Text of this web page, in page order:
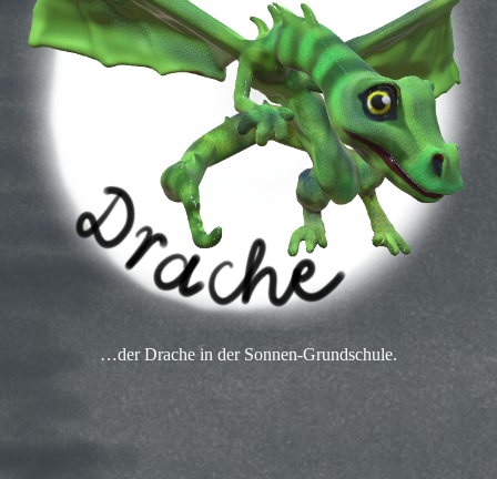
…der Drache in der Sonnen-Grundschule.